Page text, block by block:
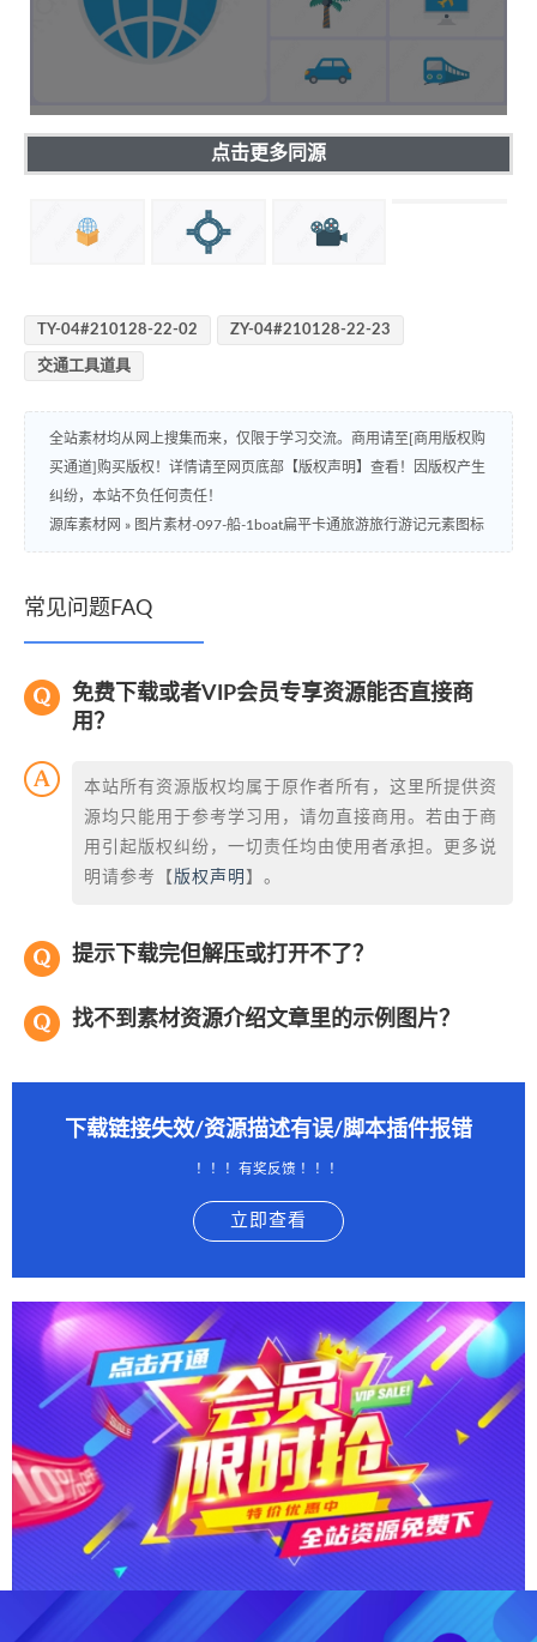
点击更多同源
TY-04#210128-22-02 ZY-04#210128-22-23
交通工具道具
全站素材均从网上搜集而来，仅限于学习交流。商用请至[商用版权购
买通道]购买版权！详情请至网页底部【版权声明】查看！因版权产生
纠纷，本站不负任何责任！
源库素材网 » 图片素材-097-船-1boat扁平卡通旅游旅行游记元素图标
常见问题FAQ
免费下载或者VIP会员专享资源能否直接商
用？
本站所有资源版权均属于原作者所有，这里所提供资
源均只能用于参考学习用，请勿直接商用。若由于商
用引起版权纠纷，一切责任均由使用者承担。更多说
明请参考【 版权声明 】。
提示下载完但解压或打开不了？
找不到素材资源介绍文章里的示例图片？
下载链接失效/资源描述有误/脚本插件报错
！！！有奖反馈 ！！！
立即查看